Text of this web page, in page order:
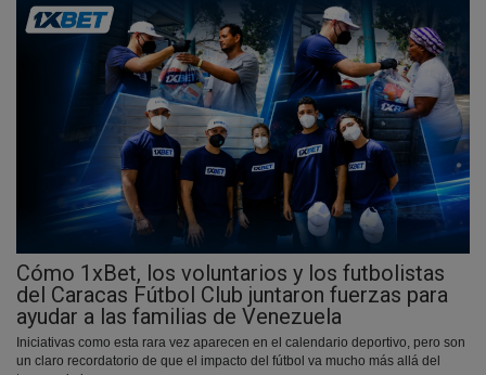
Cómo 1xBet, los voluntarios y los futbolistas
del Caracas Fútbol Club juntaron fuerzas para
ayudar a las familias de Venezuela
Iniciativas como esta rara vez aparecen en el calendario deportivo, pero son
un claro recordatorio de que el impacto del fútbol va mucho más allá del